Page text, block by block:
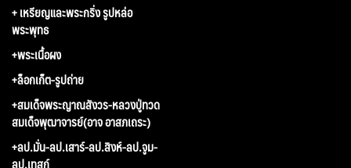
+ เหรียญและพระกริ่ง รูปหล่อ
พระพุทธ
+พระเนื้อผง
+ล็อกเก็ต-รูปถ่าย
+สมเด็จพระญาณสังวร-หลวงปู่ทวด
สมเด็จพุฒาจารย์(อาจ อาสภเถระ)
+ลป.มั่น-ลป.เสาร์-ลป.สิงห์-ลป.จูม-
ลป.เทสก์